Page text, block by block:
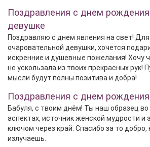
Поздравления с днем
девушке
Поздравляю с днем явления на свет! Для
очаровательной девушки, хочется
искренние и душевные пожелания! Хочу
не ускользала из твоих прекрасных рук!
мысли будут полны позитива и добра!
Поздравления с днем
Бабуля, с твоим днём! Ты наш образец
аспектах, источник женской мудрости и
ключом через край. Спасибо за то добро,
излучаешь.